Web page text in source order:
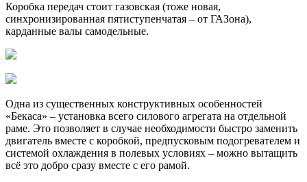
Коробка передач стоит газовская (тоже новая,
синхронизированная пятиступенчатая – от ГАЗона),
карданные валы самодельные.
Одна из существенных конструктивных особенностей
«Бекаса» – установка всего силового агрегата на отдельной
раме. Это позволяет в случае необходимости быстро заменить
двигатель вместе с коробкой, предпусковым подогревателем и
системой охлаждения в полевых условиях – можно вытащить
всё это добро сразу вместе с его рамой.